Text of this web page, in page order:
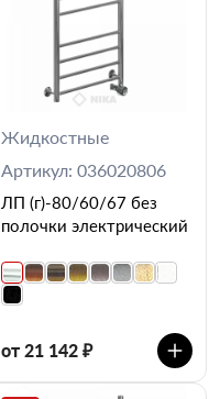
Жидкостные
Артикул: 036020806
ЛП (г)-80/60/67 без
полочки электрический
от 21 142 ₽